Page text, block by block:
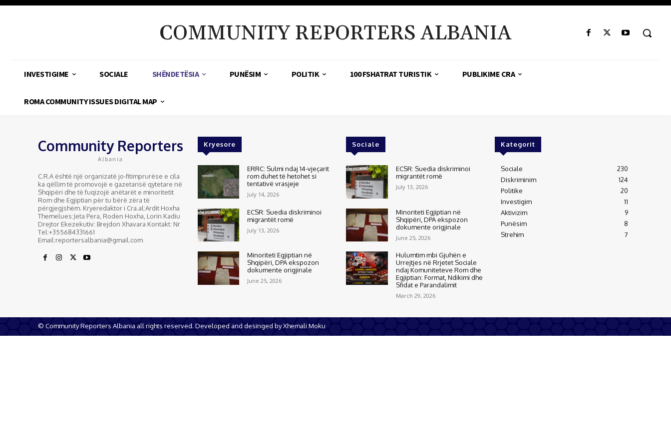
COMMUNITY REPORTERS ALBANIA
INVESTIGIME SOCIALE SHËNDETËSIA PUNËSIM POLITIK 100 FSHATRAT TURISTIK PUBLIKIME CRA
ROMA COMMUNITY ISSUES DIGITAL MAP
Community Reporters
Albania
C.R.A është një organizatë jo-fitimprurëse e cila
ka qëllim të promovojë e gazetarisë qytetare në
Shqipëri dhe të fuqizojë anëtarët e minoritetit
Rom dhe Egjiptian për tu bërë zëra të
përgjegjshëm. Kryeredaktor i Cra.al:Ardit Hoxha
Themelues:Jeta Pera, Roden Hoxha, Lorin Kadiu
Drejtor Ekezekutiv: Brejdon Xhavara Kontakt: Nr
Tel:+355684331661
Email:reportersalbania@gmail.com
Kryesore
ERRC: Sulmi ndaj 14-vjeçarit
rom duhet të hetohet si
tentativë vrasjeje
July 14, 2026
ECSR: Suedia diskriminoi
migrantët romë
July 13, 2026
Minoriteti Egjiptian në
Shqipëri, DPA ekspozon
dokumente origjinale
June 25, 2026
Sociale
ECSR: Suedia diskriminoi
migrantët romë
July 13, 2026
Minoriteti Egjiptian në
Shqipëri, DPA ekspozon
dokumente origjinale
June 25, 2026
Hulumtim mbi Gjuhën e
Urrejtjes në Rrjetet Sociale
ndaj Komuniteteve Rom dhe
Egjiptian: Format, Ndikimi dhe
Sfidat e Parandalimit
March 29, 2026
Kategorit
Sociale
230
Diskriminim
124
Politike
20
Investigim
11
Aktivizim
9
Punësim
8
Strehim
7
© Community Reporters Albania all rights reserved. Developed and desinged by Xhemali Moku